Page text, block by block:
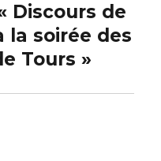
Discours de
la soirée des
Tours »